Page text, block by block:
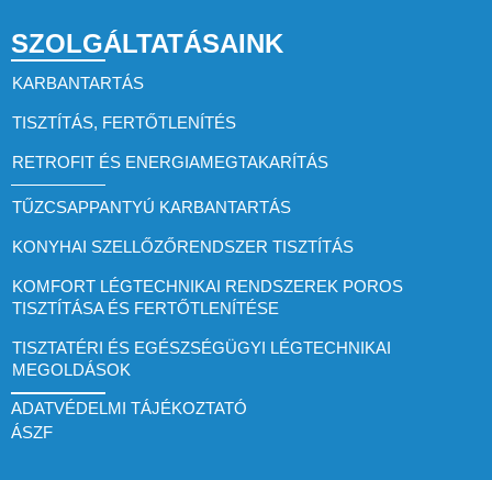
SZOLGÁLTATÁSAINK
KARBANTARTÁS
TISZTÍTÁS, FERTŐTLENÍTÉS
RETROFIT ÉS ENERGIAMEGTAKARÍTÁS
TŰZCSAPPANTYÚ KARBANTARTÁS
KONYHAI SZELLŐZŐRENDSZER TISZTÍTÁS
KOMFORT LÉGTECHNIKAI RENDSZEREK POROS
TISZTÍTÁSA ÉS FERTŐTLENÍTÉSE
TISZTATÉRI ÉS EGÉSZSÉGÜGYI LÉGTECHNIKAI
MEGOLDÁSOK
ADATVÉDELMI TÁJÉKOZTATÓ
ÁSZF